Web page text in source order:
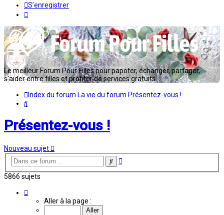
S’enregistrer
Le meilleur Forum Pour Filles pour papoter, échanger, partager,
s'aider entre filles et profiter de services gratuits...
Index du forum La vie du forum Présentez-vous !
Rechercher
Présentez-vous !
Nouveau sujet
Rechercher
Recherche
5866 sujets
Aller à la page :